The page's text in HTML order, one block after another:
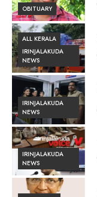
OBITUARY
ALL KERALA
IRINJALAKUDA
NEWS
IRINJALAKUDA
NEWS
IRINJALAKUDA
NEWS